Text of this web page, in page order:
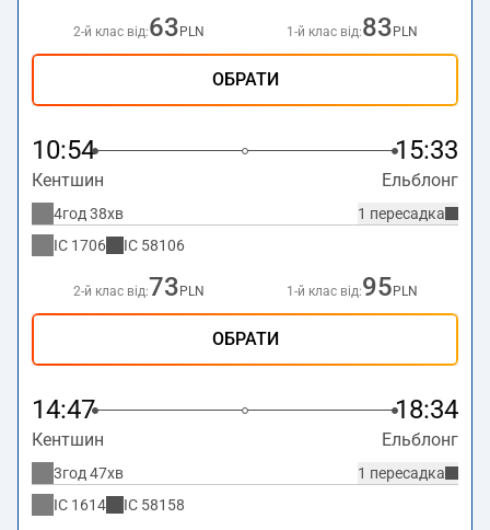
2-й клас від:63 PLN 1-й клас від:83 PLN
ОБРАТИ
10:54 15:33
Кентшин Ельблонг
1 пересадка
4год 38хв
IC 1706 IC 58106
2-й клас від:73 PLN 1-й клас від:95 PLN
ОБРАТИ
14:47 18:34
Кентшин Ельблонг
1 пересадка
3год 47хв
IC 1614 IC 58158